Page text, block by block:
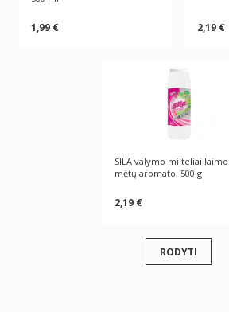
1,99 € 2,19 €
SILA valymo milteliai
mėtų aromato, 500 g
2,19 €
RODYTI